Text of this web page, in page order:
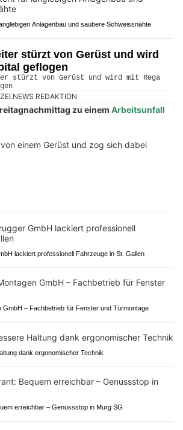
Anlagenbau und saubere Schweissnähte
stürzt von Gerüst und wird
geflogen
REDAKTION
zu einem Arbeitsunfall
einem Gerüst und zog sich dabei
lackiert professionell Fahrzeuge in St. Gallen
GmbH – Fachbetrieb für Fenster und Türmontage
dank ergonomischer Technik
erreichbar – Genussstop in Murg SG